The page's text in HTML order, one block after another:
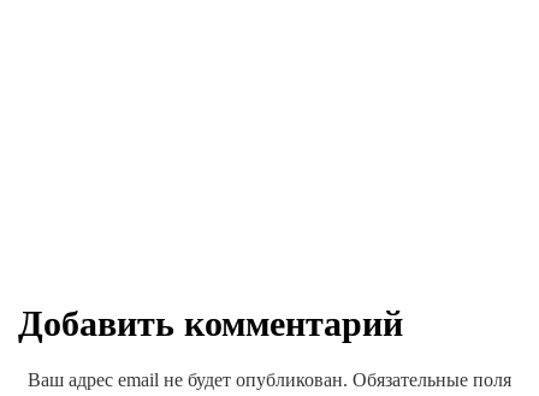
d.balakirev
Добавить комментарий
Ваш адрес email не будет опубликован. Обязательные поля